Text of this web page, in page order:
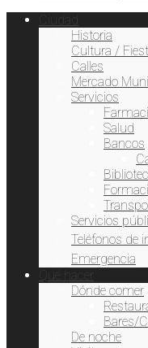
Ciudad
Historia
Cultura /
Calles
Mercado
Servicios
Salud
Bancos
Servicios
Teléfonos de
Emergencia
Qué hacer
Dónde comer
Bares/
De noche